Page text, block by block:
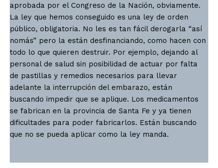
aprobada por el Congreso de la Nación, obviamente.
La ley que hemos conseguido es una ley de orden
público, obligatoria. No les es tan fácil derogarla “así
nomás” pero la están desfinanciando, como hacen con
todo lo que quieren destruir. Por ejemplo, dejando al
personal de salud sin posibilidad de actuar por falta
de pastillas y remedios necesarios para llevar
adelante la interrupción del embarazo, están
buscando impedir que se aplique. Los medicamentos
se fabrican en la provincia de Santa Fe y ya tienen
dificultades para poder fabricarlos. Están buscando
que no se pueda aplicar como la ley manda.